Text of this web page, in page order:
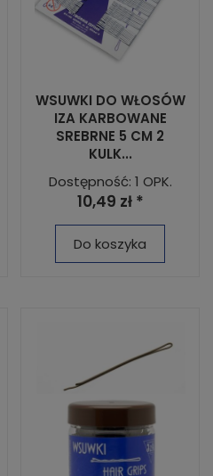
WSUWKI DO WŁOSÓW
IZA KARBOWANE
SREBRNE 5 CM 2
KULK...
Dostępność: 1 OPK.
10,49 zł *
Do koszyka